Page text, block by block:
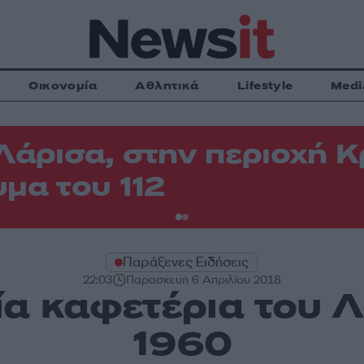
Οικονομία Αθλητικά Lifestyle
στην περιοχή
του 112
Παράξενες Ειδήσεις
22:03 Παρασκευή 6 Απριλίου 2018
καφετέρια του
1960